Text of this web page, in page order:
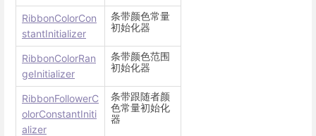
RibbonColorCon
stantInitializer
条带颜色常量
初始化器
RibbonColorRan
geInitializer
条带颜色范围
初始化器
RibbonFollowerC
olorConstantIniti
alizer
条带跟随者颜
色常量初始化
器